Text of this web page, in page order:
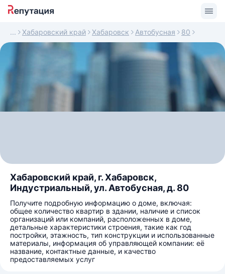
Хабаровский край Хабаровск Автобусная 80
Хабаровский край, г. Хабаровск,
Индустриальный, ул. Автобусная, д. 80
Получите подробную информацию о доме, включая:
общее количество квартир в здании, наличие и список
организаций или компаний, расположенных в доме,
детальные характеристики строения, такие как год
постройки, этажность, тип конструкции и использованные
материалы, информация об управляющей компании: её
название, контактные данные, и качество
предоставляемых услуг